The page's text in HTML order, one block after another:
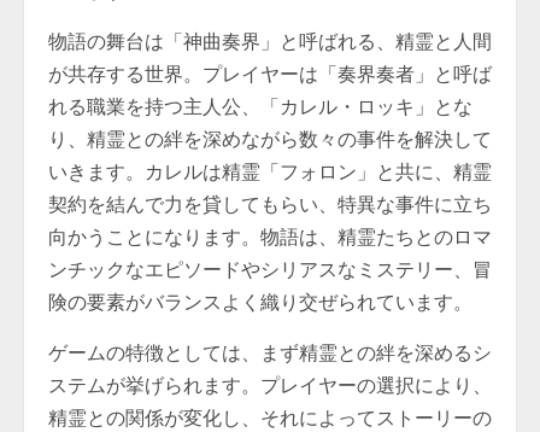
物語の舞台は「神曲奏界」と呼ばれる、精霊と人間
が共存する世界。プレイヤーは「奏界奏者」と呼ば
れる職業を持つ主人公、「カレル・ロッキ」とな
り、精霊との絆を深めながら数々の事件を解決して
いきます。カレルは精霊「フォロン」と共に、精霊
契約を結んで力を貸してもらい、特異な事件に立ち
向かうことになります。物語は、精霊たちとのロマ
ンチックなエピソードやシリアスなミステリー、冒
険の要素がバランスよく織り交ぜられています。
ゲームの特徴としては、まず精霊との絆を深めるシ
ステムが挙げられます。プレイヤーの選択により、
精霊との関係が変化し、それによってストーリーの